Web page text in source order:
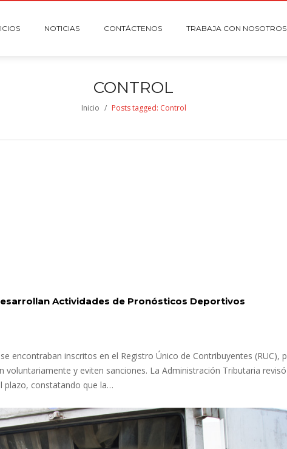
NOTICIAS CONTÁCTENOS TRABAJA CON NOSOTROS
CONTROL
Inicio / Posts tagged: Control
Actividades de Pronósticos Deportivos
encontraban inscritos en el Registro Único de Contribuyentes (RUC),
voluntariamente y eviten sanciones. La Administración Tributaria
plazo, constatando que la…